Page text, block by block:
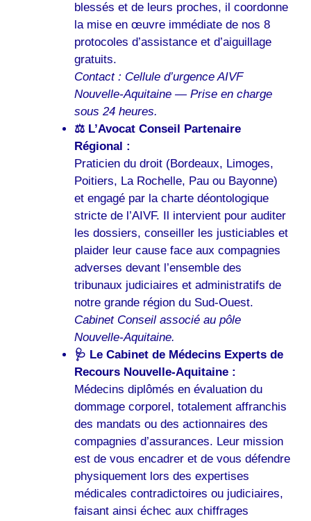
blessés et de leurs proches, il coordonne
la mise en œuvre immédiate de nos 8
protocoles d’assistance et d’aiguillage
gratuits.
Contact : Cellule d’urgence AIVF
Nouvelle-Aquitaine — Prise en charge
sous 24 heures.
⚖️ L’Avocat Conseil Partenaire
Régional :
Praticien du droit (Bordeaux, Limoges,
Poitiers, La Rochelle, Pau ou Bayonne)
et engagé par la charte déontologique
stricte de l’AIVF. Il intervient pour auditer
les dossiers, conseiller les justiciables et
plaider leur cause face aux compagnies
adverses devant l’ensemble des
tribunaux judiciaires et administratifs de
notre grande région du Sud-Ouest.
Cabinet Conseil associé au pôle
Nouvelle-Aquitaine.
🩺 Le Cabinet de Médecins Experts de
Recours Nouvelle-Aquitaine :
Médecins diplômés en évaluation du
dommage corporel, totalement affranchis
des mandats ou des actionnaires des
compagnies d’assurances. Leur mission
est de vous encadrer et de vous défendre
physiquement lors des expertises
médicales contradictoires ou judiciaires,
faisant ainsi échec aux chiffrages